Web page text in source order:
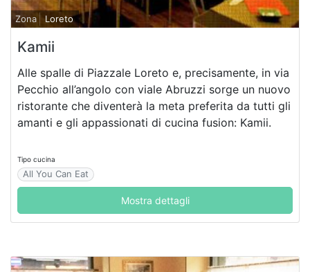
Zona Loreto
Kamii
Alle spalle di Piazzale Loreto e, precisamente, in via
Pecchio all’angolo con viale Abruzzi sorge un nuovo
ristorante che diventerà la meta preferita da tutti gli
amanti e gli appassionati di cucina fusion: Kamii.
Tipo cucina
All You Can Eat
Mostra dettagli